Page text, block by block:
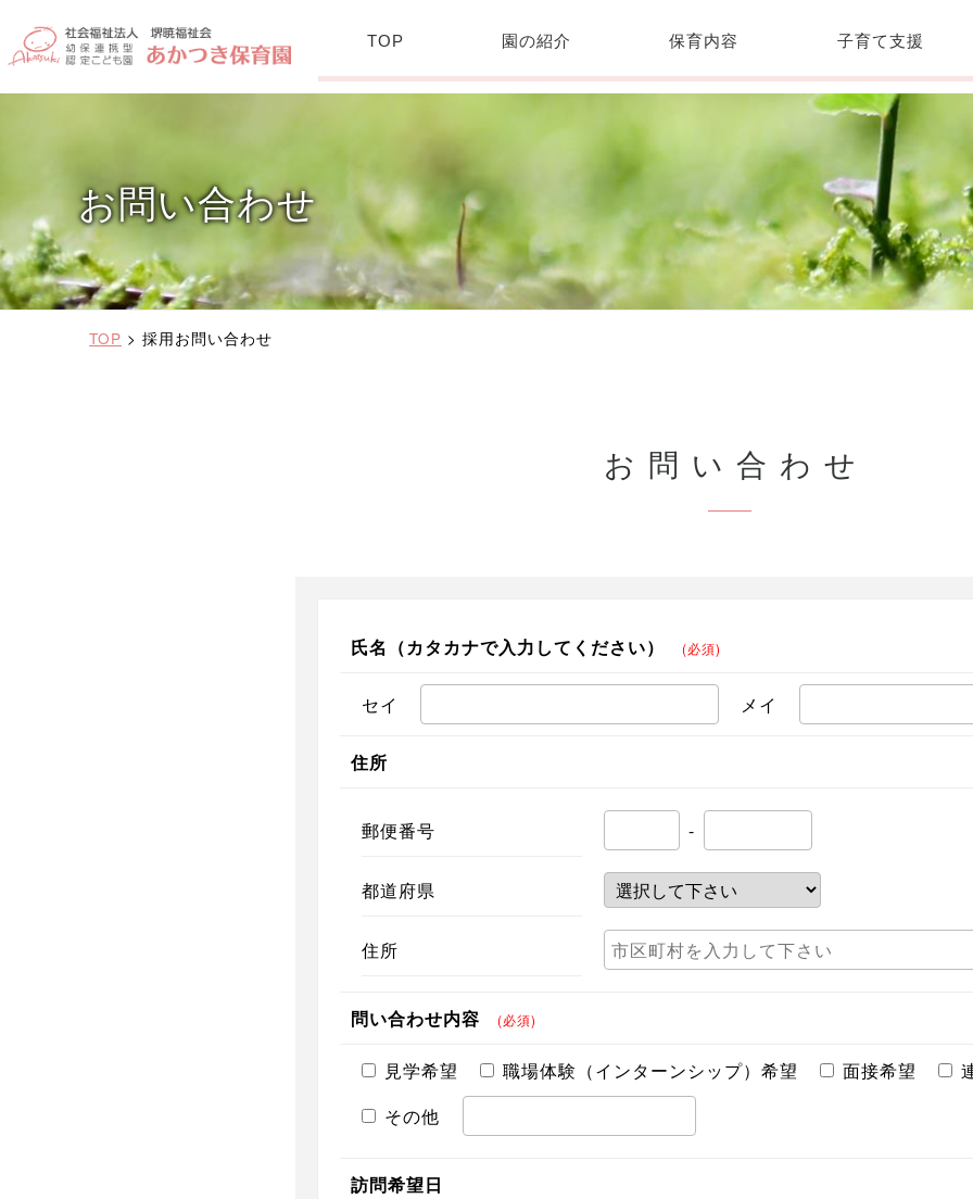
TOP 園の紹介 保育内容 子育て支援
お問い合わせ
TOP > 採用お問い合わせ
お問い合わせ
氏名（カタカナで入力してください） (必須)
セイ メイ
住所
郵便番号 -
都道府県
住所
問い合わせ内容 (必須)
見学希望 職場体験（インターンシップ）希望 面接希望
その他
訪問希望日